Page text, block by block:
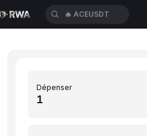
🔥 ACEUSDT
Dépenser